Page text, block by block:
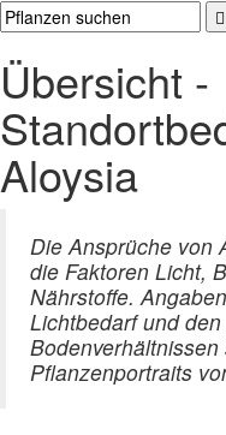
Übersicht -
Aloysia
Die Ansprüche von
die Faktoren Licht,
Nährstoffe.
Lichtbedarf und
Pflanzenportraits